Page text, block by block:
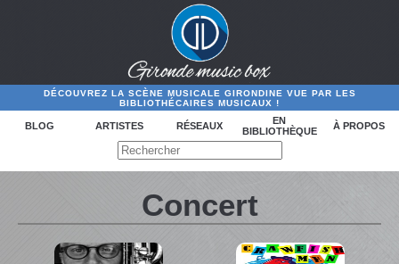
DÉCOUVREZ LA SCÈNE MUSICALE GIRONDINE VUE PAR LES
BIBLIOTHÉCAIRES MUSICAUX !
BLOG ARTISTES RÉSEAUX
EN
BIBLIOTHÈQUE
À PROPOS
Concert